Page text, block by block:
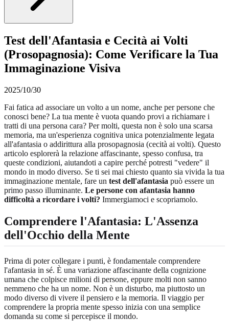
Test dell'Afantasia e Cecità ai Volti
(Prosopagnosia): Come Verificare la Tua
Immaginazione Visiva
2025/10/30
Fai fatica ad associare un volto a un nome, anche per persone che
conosci bene? La tua mente è vuota quando provi a richiamare i
tratti di una persona cara? Per molti, questa non è solo una scarsa
memoria, ma un'esperienza cognitiva unica potenzialmente legata
all'afantasia o addirittura alla prosopagnosia (cecità ai volti). Questo
articolo esplorerà la relazione affascinante, spesso confusa, tra
queste condizioni, aiutandoti a capire perché potresti "vedere" il
mondo in modo diverso. Se ti sei mai chiesto quanto sia vivida la tua
immaginazione mentale, fare un test dell'afantasia può essere un
primo passo illuminante. Le persone con afantasia hanno
difficoltà a ricordare i volti? Immergiamoci e scopriamolo.
Comprendere l'Afantasia: L'Assenza
dell'Occhio della Mente
Prima di poter collegare i punti, è fondamentale comprendere
l'afantasia in sé. È una variazione affascinante della cognizione
umana che colpisce milioni di persone, eppure molti non sanno
nemmeno che ha un nome. Non è un disturbo, ma piuttosto un
modo diverso di vivere il pensiero e la memoria. Il viaggio per
comprendere la propria mente spesso inizia con una semplice
domanda su come si percepisce il mondo.